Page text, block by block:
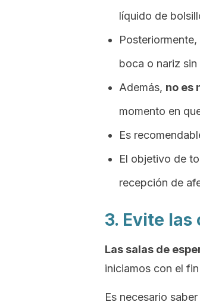
líquido de
boca o nariz sin
Además, no es
momento en
Es
El objetivo de
recepción de
3. Evite
Las salas de
iniciamos con el
Es necesario